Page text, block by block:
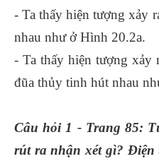
- Ta thấy hiện tượng xảy
nhau như ở Hình 20.2a.
- Ta thấy hiện tượng xảy
đũa thủy tinh hút nhau
Câu hỏi 1 - Trang 85:
rút ra nhận xét gì? Điện